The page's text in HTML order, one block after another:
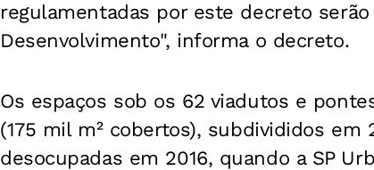
regulamentadas por este decreto
Desenvolvimento", informa o decreto.
Os espaços sob os 62 viadutos e
(175 mil m² cobertos), subdivididos em
desocupadas em 2016, quando a SP